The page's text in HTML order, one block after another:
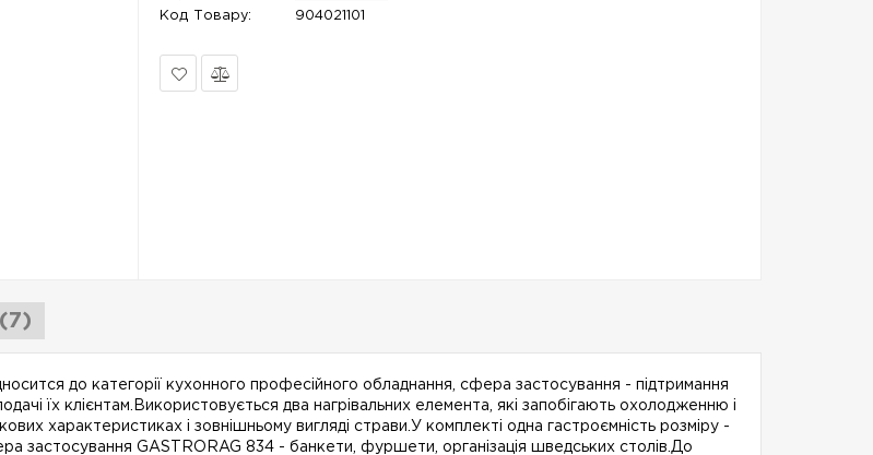
Код Товару:
904021101
до категорії кухонного професійного обладнання, сфера застосування - підтримання
їх клієнтам.Використовується два нагрівальних елемента, які запобігають охолодженню і
характеристиках і зовнішньому вигляді страви.У комплекті одна гастроємність розміру -
застосування GASTRORAG 834 - банкети, фуршети, організація шведських столів.До